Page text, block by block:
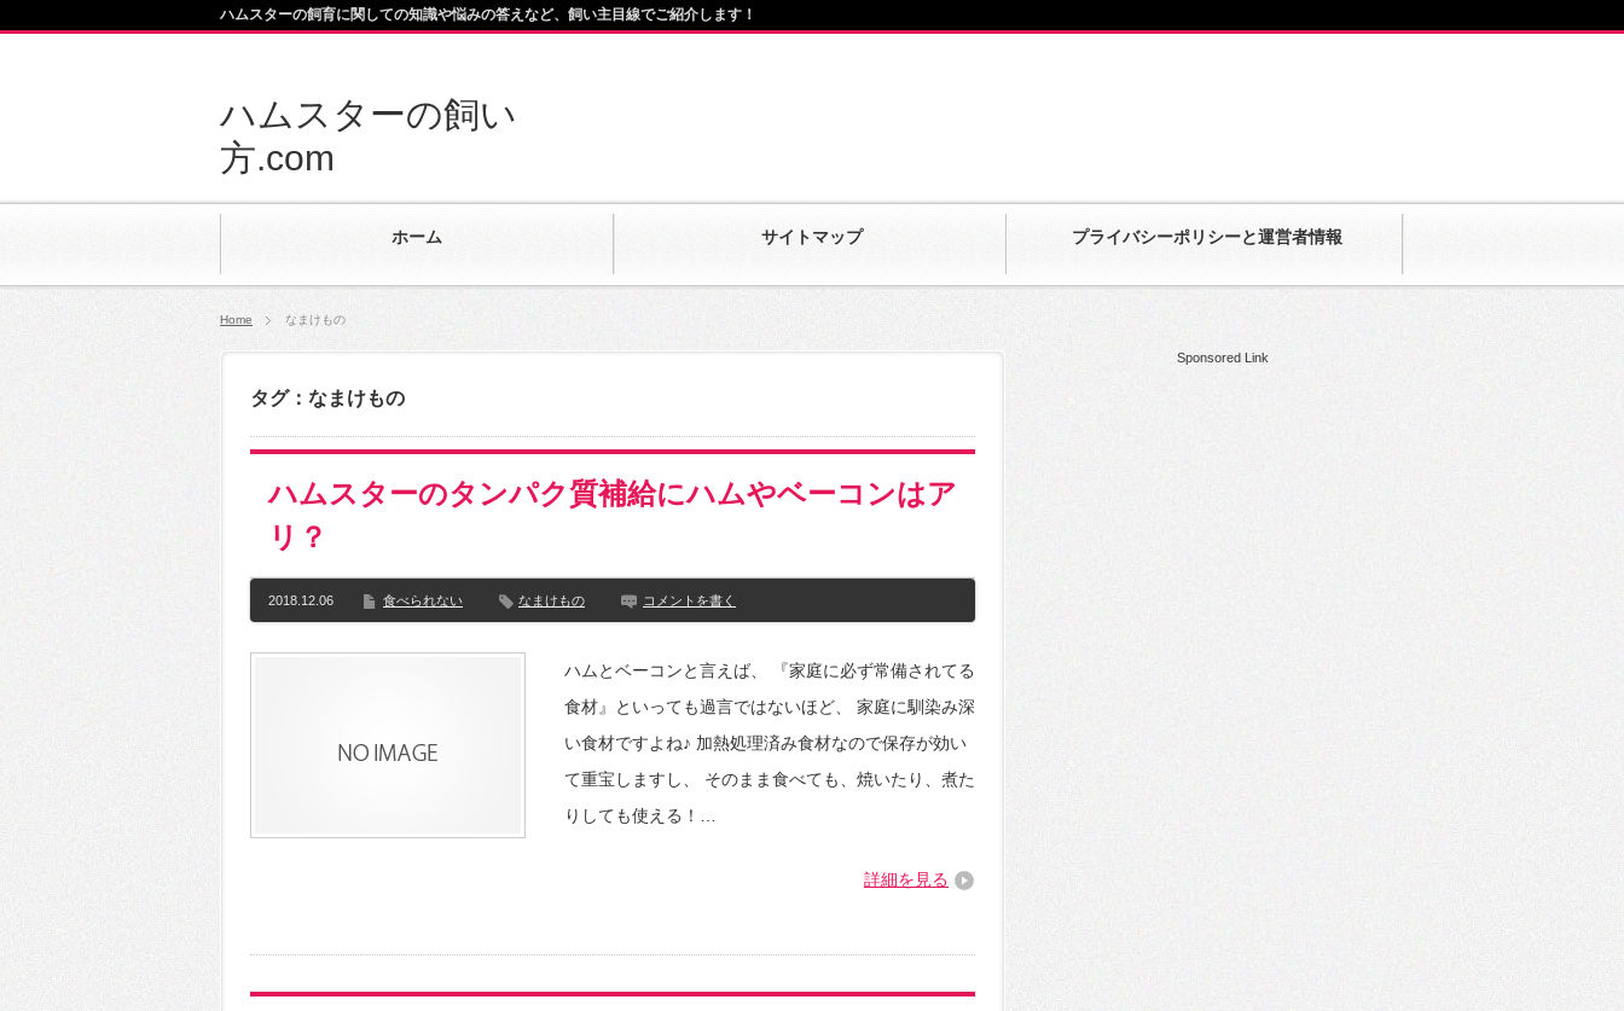
ハムスターの飼い
方.com
ホーム サイトマップ プライバシーポリシーと運営者情報
ハムスターの飼育に関しての知識や悩みの答えなど、飼い主目線でご紹介します！
Home なまけもの
タグ：なまけもの
ハムスターのタンパク質補給にハムやベーコンはア
リ？
2018.12.06 食べられない なまけもの コメントを書く
ハムとベーコンと言えば、 『家庭に必ず常備されてる
食材』といっても過言ではないほど、 家庭に馴染み深
い食材ですよね♪ 加熱処理済み食材なので保存が効い
て重宝しますし、 そのまま食べても、焼いたり、煮た
りしても使える！…
詳細を見る
Sponsored Link